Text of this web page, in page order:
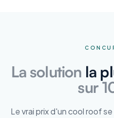
La solution la
sur
Le vrai prix d'un cool roof